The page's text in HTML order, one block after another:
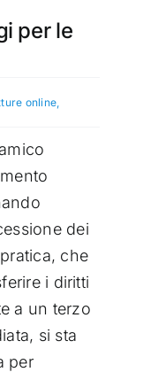
per le
online
dei
che
i diritti
a un terzo
si sta
per